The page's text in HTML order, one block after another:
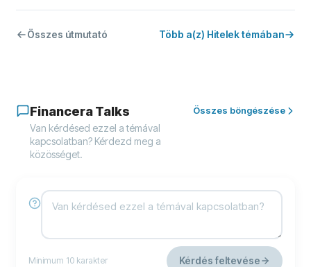
Összes útmutató Több a(z) Hitelek témában
Financera Talks
Van kérdésed ezzel a témával
kapcsolatban? Kérdezd meg a
közösséget.
Összes böngészése
Minimum 10 karakter Kérdés feltevése